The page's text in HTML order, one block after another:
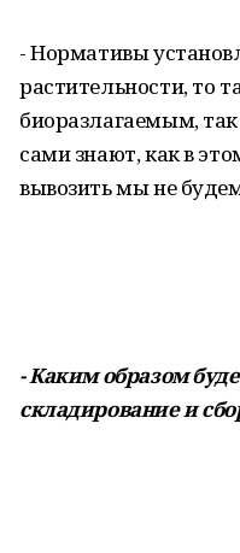
- Нормативы
растительности, то
биоразлагаемым,
сами знают, как в
вывозить мы не
- Каким образом
складирование и